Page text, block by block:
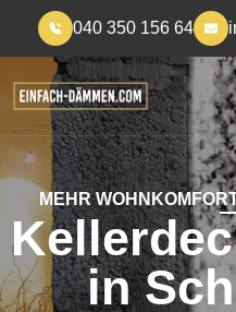
040 350 156 64
MEHR
in